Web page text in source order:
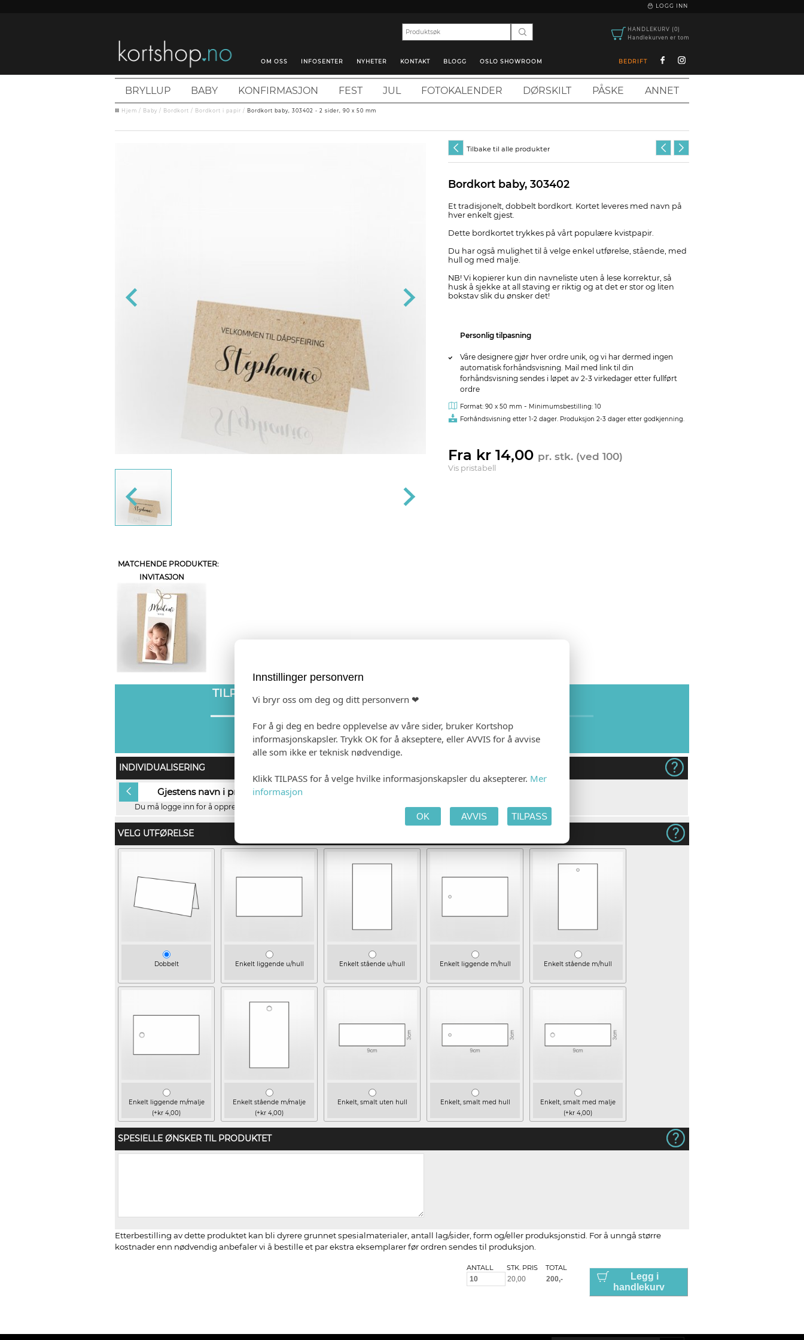
LOGG INN
HANDLEKURV (0)
Handlekurven er tom
OM OSS INFOSENTER NYHETER KONTAKT BLOGG OSLO SHOWROOM BEDRIFT
BRYLLUP BABY KONFIRMASJON FEST JUL FOTOKALENDER DØRSKILT PÅSKE ANNET
Hjem / Baby / Bordkort / Bordkort i papir / Bordkort baby, 303402 - 2 sider, 90 x 50 mm
Tilbake til alle produkter
Bordkort baby, 303402
Et tradisjonelt, dobbelt bordkort. Kortet leveres med navn på
hver enkelt gjest.
Dette bordkortet trykkes på vårt populære kvistpapir.
Du har også mulighet til å velge enkel utførelse, stående, med
hull og med malje.
NB! Vi kopierer kun din navneliste uten å lese korrektur, så
husk å sjekke at all staving er riktig og at det er stor og liten
bokstav slik du ønsker det!
Personlig tilpasning
Våre designere gjør hver ordre unik, og vi har dermed ingen
automatisk forhåndsvisning. Mail med link til din
forhåndsvisning sendes i løpet av 2-3 virkedager etter fullført
ordre
Format: 90 x 50 mm - Minimumsbestilling: 10
Forhåndsvisning etter 1-2 dager. Produksjon 2-3 dager etter godkjenning.
Fra kr 14,00 pr. stk. (ved 100)
Vis pristabell
MATCHENDE PRODUKTER:
INVITASJON
TILPASS PRODUKTET
INDIVIDUALISERING
Gjestens navn i produkt
Du må logge inn for å opprette navneliste.
VELG UTFØRELSE
Dobbelt Enkelt liggende u/hull Enkelt stående u/hull Enkelt liggende m/hull Enkelt stående m/hull
Enkelt liggende m/malje
(+kr 4,00)
Enkelt stående m/malje
(+kr 4,00)
Enkelt, smalt uten hull Enkelt, smalt med hull
Enkelt, smalt med malje
(+kr 4,00)
SPESIELLE ØNSKER TIL PRODUKTET
Etterbestilling av dette produktet kan bli dyrere grunnet spesialmaterialer, antall lag/sider, form og/eller produksjonstid. For å unngå større
kostnader enn nødvendig anbefaler vi å bestille et par ekstra eksemplarer før ordren sendes til produksjon.
ANTALL STK. PRIS TOTAL
Legg i
handlekurv
Innstillinger personvern
Vi bryr oss om deg og ditt personvern ❤
For å gi deg en bedre opplevelse av våre sider, bruker Kortshop
informasjonskapsler. Trykk OK for å akseptere, eller AVVIS for å avvise
alle som ikke er teknisk nødvendige.
Klikk TILPASS for å velge hvilke informasjonskapsler du aksepterer. Mer
informasjon
OK AVVIS TILPASS